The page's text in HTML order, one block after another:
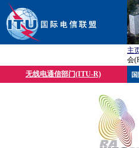
主
会
无线电通信部门(ITU-R)